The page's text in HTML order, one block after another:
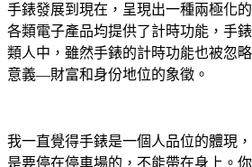
手錶發展到現在，呈現出一種兩極化
各類電子產品均提供了計時功能，手
類人中，雖然手錶的計時功能也被忽
意義—財富和身份地位的象徵。
我一直覺得手錶是一個人品位的體現
是要停在停車場的，不能帶在身上。